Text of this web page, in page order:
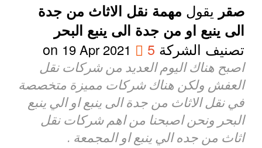
صقريقولمهمة نقل الاثاث من جدة
الى ينبع او من جدة الى ينبع البحر
تصنيف الشركة5
19 Apr 2021
اصبح هناك اليوم العديد من شركات نقل
العفش ولكن هناك شركات مميزة متخصصة
في نقل الاثاث من جدة الى ينبع او الي ينبع
البحر ونحن اصبحنا من اهم شركات نقل
اثاث من جده الي ينبع او المجمعة .